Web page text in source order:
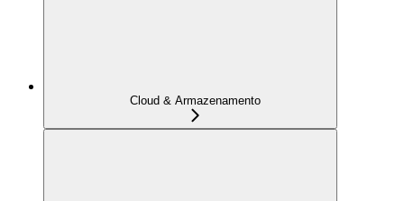
Cloud & Armazenamento